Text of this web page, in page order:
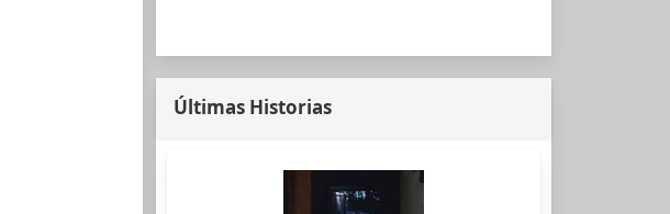
Últimas Historias